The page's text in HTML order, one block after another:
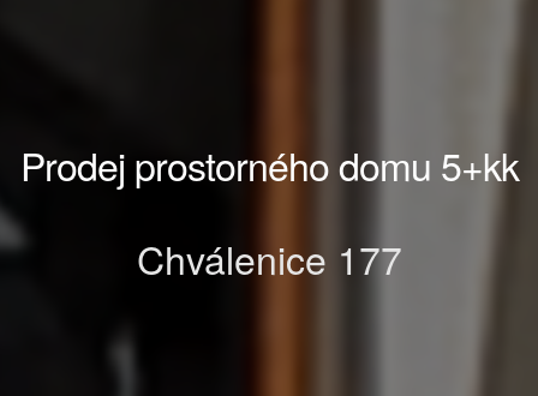
Prodej prostorného domu 5+kk
Chválenice 177